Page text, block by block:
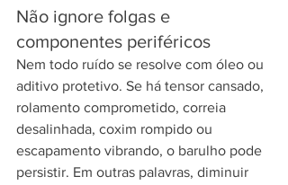
Não ignore folgas e
componentes periféricos
Nem todo ruído se resolve com óleo ou
aditivo protetivo. Se há tensor cansado,
rolamento comprometido, correia
desalinhada, coxim rompido ou
escapamento vibrando, o barulho pode
persistir. Em outras palavras, diminuir